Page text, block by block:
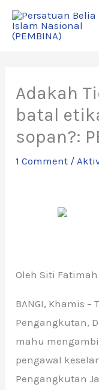
Skip
Adakah
batal
sopan?:
1 Comment /
Oleh Siti
BANGI, Khamis
Pengangkutan,
mahu
pengawal
Pengangkutan